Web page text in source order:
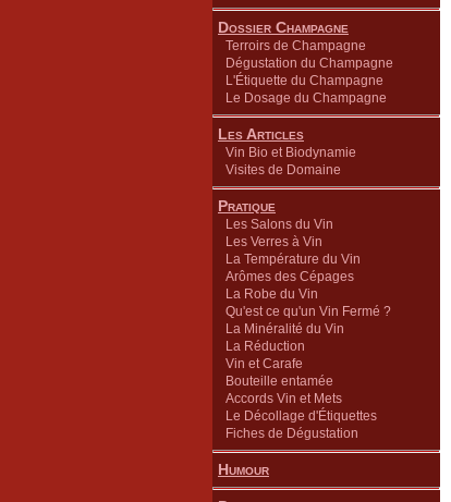
Dossier Champagne
Terroirs de Champagne
Dégustation du Champagne
L'Étiquette du Champagne
Le Dosage du Champagne
Les Articles
Vin Bio et Biodynamie
Visites de Domaine
Pratique
Les Salons du Vin
Les Verres à Vin
La Température du Vin
Arômes des Cépages
La Robe du Vin
Qu'est ce qu'un Vin Fermé ?
La Minéralité du Vin
La Réduction
Vin et Carafe
Bouteille entamée
Accords Vin et Mets
Le Décollage d'Étiquettes
Fiches de Dégustation
Humour